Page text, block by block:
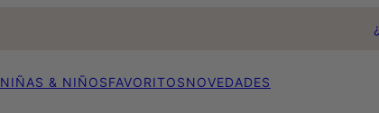
NIÑAS & NIÑOSFAVORITOSNOVEDADES